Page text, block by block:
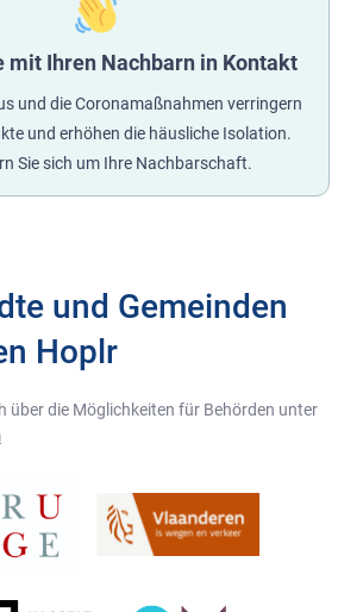
mit Ihren Nachbarn in Kontakt
und die Coronamaßnahmen verringern
und erhöhen die häusliche Isolation.
Sie sich um Ihre Nachbarschaft.
und Gemeinden
Hoplr
über die Möglichkeiten für Behörden unter